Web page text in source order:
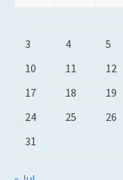
3
4 5
10
11 12
17
18 19
24
25 26
31